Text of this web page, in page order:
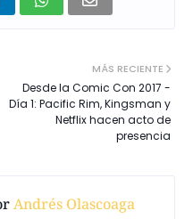
MÁS RECIENTE
Desde la Comic Con 2017 -
Día 1: Pacific Rim, Kingsman y
Netflix hacen acto de
presencia
Andrés Olascoaga